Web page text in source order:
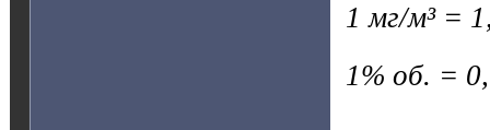
1 мг/м³ =
1% об. =